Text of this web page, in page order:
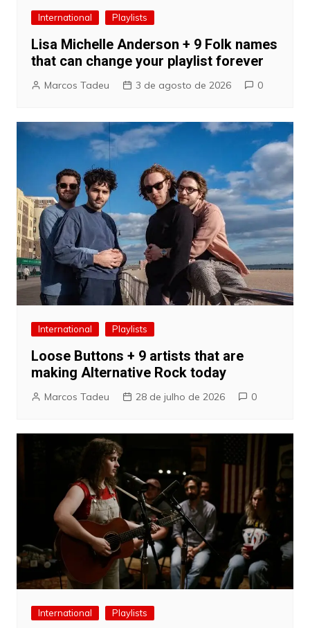
International Playlists
Lisa Michelle Anderson + 9 Folk names
that can change your playlist forever
Marcos Tadeu 3 de agosto de 2026 0
International Playlists
Loose Buttons + 9 artists that are
making Alternative Rock today
Marcos Tadeu 28 de julho de 2026 0
International Playlists